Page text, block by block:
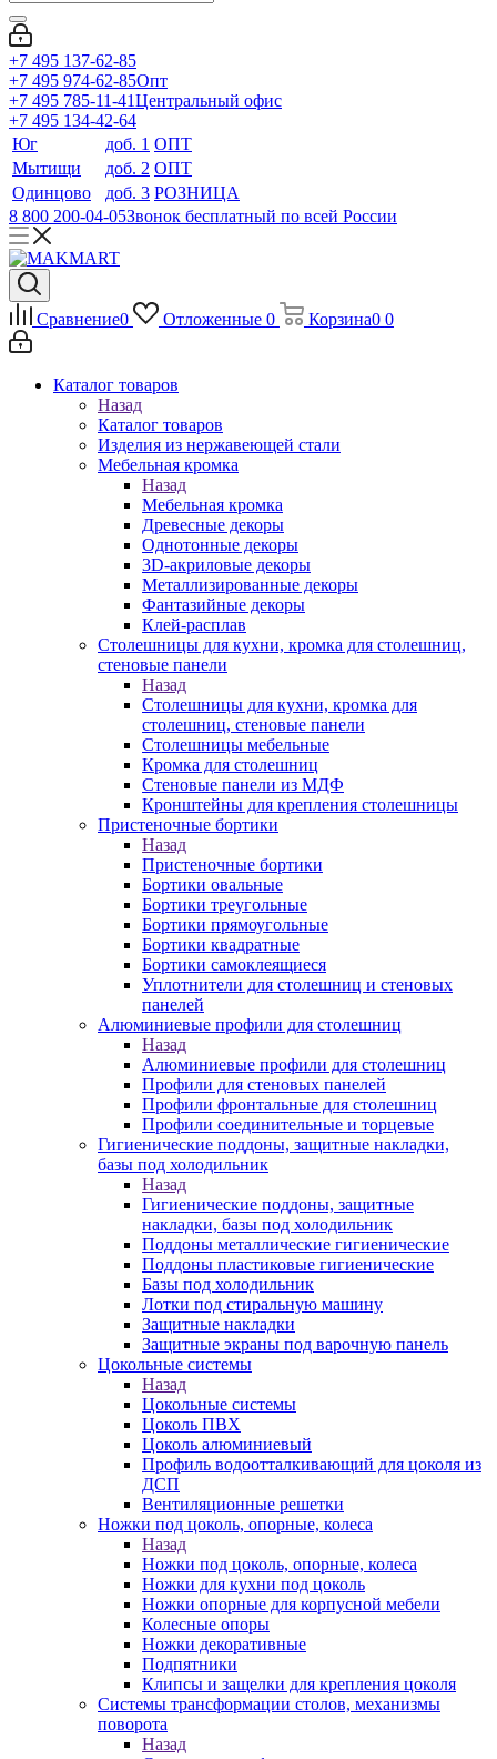
+7 495 137-62-85
+7 495 974-62-85Опт
+7 495 785-11-41Центральный офис
+7 495 134-42-64
Юг
доб. 1 ОПТ
Мытищи
доб. 2 ОПТ
Одинцово
доб. 3 РОЗНИЦА
8 800 200-04-05Звонок бесплатный по всей России
Сравнение0 Отложенные 0 Корзина0 0
Каталог товаров
Назад
Каталог товаров
Изделия из нержавеющей стали
Мебельная кромка
Назад
Мебельная кромка
Древесные декоры
Однотонные декоры
3D-акриловые декоры
Металлизированные декоры
Фантазийные декоры
Клей-расплав
Столешницы для кухни, кромка для столешниц,
стеновые панели
Назад
Столешницы для кухни, кромка для
столешниц, стеновые панели
Столешницы мебельные
Кромка для столешниц
Стеновые панели из МДФ
Кронштейны для крепления столешницы
Пристеночные бортики
Назад
Пристеночные бортики
Бортики овальные
Бортики треугольные
Бортики прямоугольные
Бортики квадратные
Бортики самоклеящиеся
Уплотнители для столешниц и стеновых
панелей
Алюминиевые профили для столешниц
Назад
Алюминиевые профили для столешниц
Профили для стеновых панелей
Профили фронтальные для столешниц
Профили соединительные и торцевые
Гигиенические поддоны, защитные накладки,
базы под холодильник
Назад
Гигиенические поддоны, защитные
накладки, базы под холодильник
Поддоны металлические гигиенические
Поддоны пластиковые гигиенические
Базы под холодильник
Лотки под стиральную машину
Защитные накладки
Защитные экраны под варочную панель
Цокольные системы
Назад
Цокольные системы
Цоколь ПВХ
Цоколь алюминиевый
Профиль водоотталкивающий для цоколя из
ДСП
Вентиляционные решетки
Ножки под цоколь, опорные, колеса
Назад
Ножки под цоколь, опорные, колеса
Ножки для кухни под цоколь
Ножки опорные для корпусной мебели
Колесные опоры
Ножки декоративные
Подпятники
Клипсы и защелки для крепления цоколя
Системы трансформации столов, механизмы
поворота
Назад